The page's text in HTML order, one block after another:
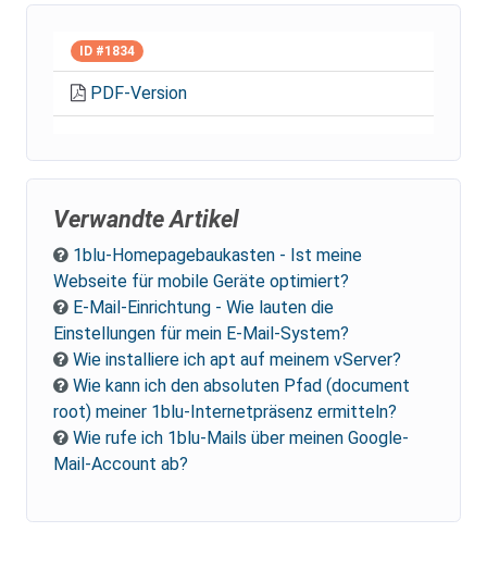
ID #1834
PDF-Version
Verwandte Artikel
1blu-Homepagebaukasten - Ist meine
Webseite für mobile Geräte optimiert?
E-Mail-Einrichtung - Wie lauten die
Einstellungen für mein E-Mail-System?
Wie installiere ich apt auf meinem vServer?
Wie kann ich den absoluten Pfad (document
root) meiner 1blu-Internetpräsenz ermitteln?
Wie rufe ich 1blu-Mails über meinen Google-
Mail-Account ab?